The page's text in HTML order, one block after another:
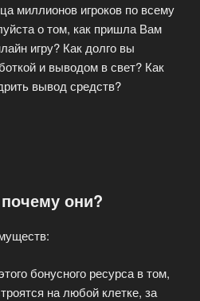
миллионов игроков по всему
о том, как пришла Вам
игру? Как долго вы
и выводом в свет? Как
вывод средств?
они?
бонусного ресурса в том,
на любой клетке, за